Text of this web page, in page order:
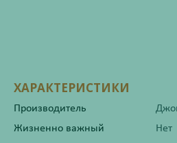
ХАРАКТЕРИСТИКИ
Производитель
Жизненно важный
Нет